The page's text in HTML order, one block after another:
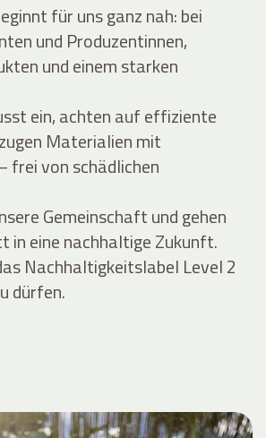
für uns ganz nah: bei
und Produzentinnen,
und einem starken
ein, achten auf effiziente
Materialien mit
frei von schädlichen
Gemeinschaft und gehen
in eine nachhaltige Zukunft.
Nachhaltigkeitslabel Level 2
dürfen.